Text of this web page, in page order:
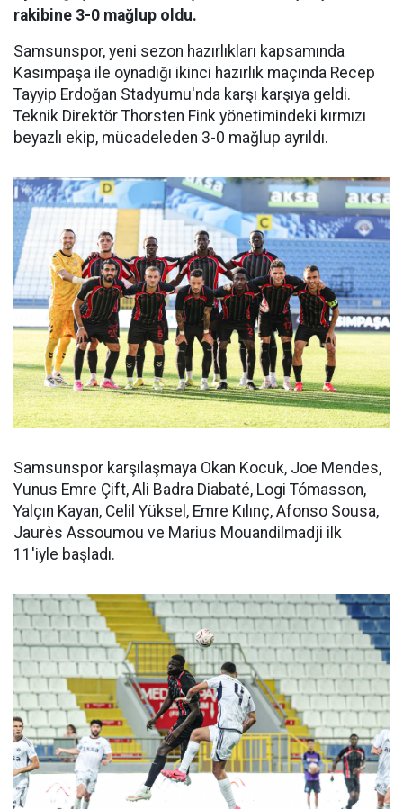
rakibine 3-0 mağlup oldu.
Samsunspor, yeni sezon hazırlıkları kapsamında
Kasımpaşa ile oynadığı ikinci hazırlık maçında Recep
Tayyip Erdoğan Stadyumu'nda karşı karşıya geldi.
Teknik Direktör Thorsten Fink yönetimindeki kırmızı
beyazlı ekip, mücadeleden 3-0 mağlup ayrıldı.
Samsunspor karşılaşmaya Okan Kocuk, Joe Mendes,
Yunus Emre Çift, Ali Badra Diabaté, Logi Tómasson,
Yalçın Kayan, Celil Yüksel, Emre Kılınç, Afonso Sousa,
Jaurès Assoumou ve Marius Mouandilmadji ilk
11'iyle başladı.